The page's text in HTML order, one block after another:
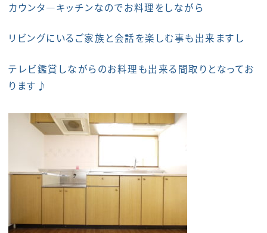
カウンタ―キッチンなのでお料理をしながら
リビングにいるご家族と会話を楽しむ事も出来ますし
テレビ鑑賞しながらのお料理も出来る間取りとなってお
ります♪